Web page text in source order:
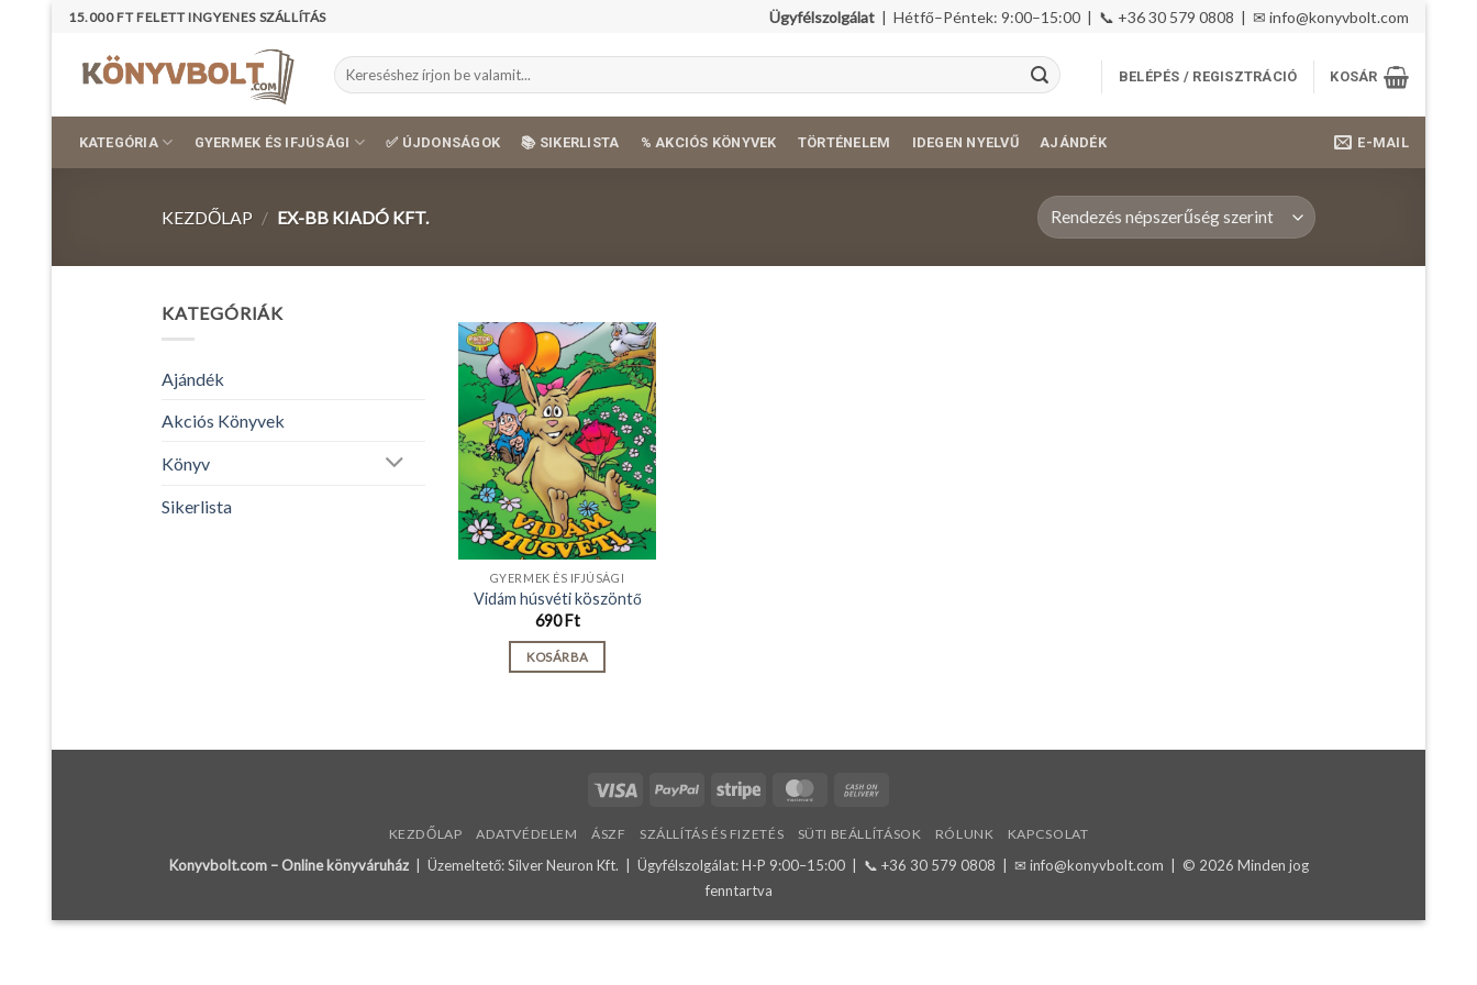
Skip
content
15.000 FT FELETT INGYENES SZÁLLÍTÁS Ügyfélszolgálat | Hétfő–Péntek: 9:00–15:00 | 📞 +36 30 579 0808 | ✉ info@konyvbolt.com
Keresés
a
BELÉPÉS / REGISZTRÁCIÓ KOSÁR
KATEGÓRIA GYERMEK ÉS IFJÚSÁGI ✅ ÚJDONSÁGOK 📚 SIKERLISTA % AKCIÓS KÖNYVEK TÖRTÉNELEM IDEGEN NYELVŰ AJÁNDÉK E-MAIL
KEZDŐLAP / EX-BB KIADÓ KFT.
KATEGÓRIÁK
Ajándék
Akciós Könyvek
Könyv
Sikerlista
GYERMEK ÉS IFJÚSÁGI
Vidám húsvéti köszöntő
690Ft
KOSÁRBA
Visa PayPal Stripe MasterCard
Delivery
KEZDŐLAP ADATVÉDELEM ÁSZF SZÁLLÍTÁS ÉS FIZETÉS SÜTI BEÁLLÍTÁSOK RÓLUNK KAPCSOLAT
Konyvbolt.com – Online könyváruház| Üzemeltető: Silver Neuron Kft. | Ügyfélszolgálat: H-P 9:00–15:00 | 📞 +36 30 579 0808 | ✉ info@konyvbolt.com | © 2026 Minden jog
fenntartva